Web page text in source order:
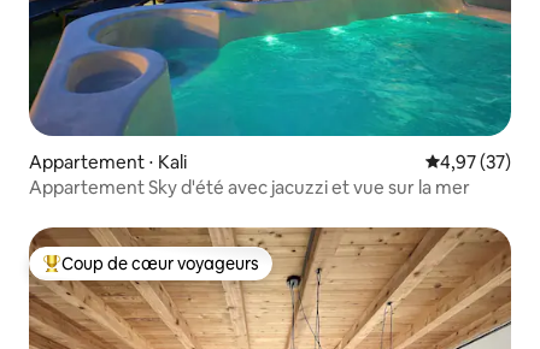
Appartement ⋅ Kali Évaluation
4,97 (37)
Appartement Sky d'été avec jacuzzi et vue sur la mer
Coups de cœur voyageurs les plus appréciés
Coup de cœur voyageurs